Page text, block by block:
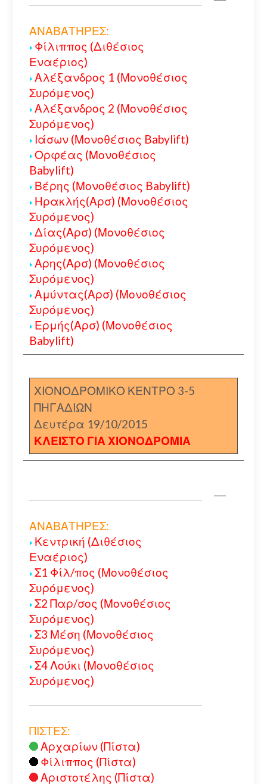
ΑΝΑΒΑΤΗΡΕΣ:
Φίλιππος (Διθέσιος
Εναέριος)
Αλέξανδρος 1 (Μονοθέσιος
Συρόμενος)
Αλέξανδρος 2 (Μονοθέσιος
Συρόμενος)
Ιάσων (Μονοθέσιος Babylift)
Ορφέας (Μονοθέσιος
Babylift)
Βέρης (Μονοθέσιος Babylift)
Ηρακλής(Αρσ) (Μονοθέσιος
Συρόμενος)
Δίας(Αρσ) (Μονοθέσιος
Συρόμενος)
Αρης(Αρσ) (Μονοθέσιος
Συρόμενος)
Αμύντας(Αρσ) (Μονοθέσιος
Συρόμενος)
Ερμής(Αρσ) (Μονοθέσιος
Babylift)
ΧΙΟΝΟΔΡΟΜΙΚΟ ΚΕΝΤΡΟ 3-5
ΠΗΓΑΔΙΩΝ
Δευτέρα 19/10/2015
ΚΛΕΙΣΤΟ ΓΙΑ ΧΙΟΝΟΔΡΟΜΙΑ
ΑΝΑΒΑΤΗΡΕΣ:
Κεντρική (Διθέσιος
Εναέριος)
Σ1 Φίλ/πος (Μονοθέσιος
Συρόμενος)
Σ2 Παρ/σος (Μονοθέσιος
Συρόμενος)
Σ3 Μέση (Μονοθέσιος
Συρόμενος)
Σ4 Λούκι (Μονοθέσιος
Συρόμενος)
ΠΙΣΤΕΣ:
Αρχαρίων (Πίστα)
Φίλιππος (Πίστα)
Αριστοτέλης (Πίστα)